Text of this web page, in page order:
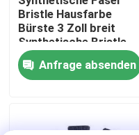
Kontakt
Nachrichten
Alle Fälle
Bristle Hausfarbe
Bürste 3 Zoll breit
Synthetische Bristle
Material für glatte
Farbe Oberflächen
Anfrage absenden